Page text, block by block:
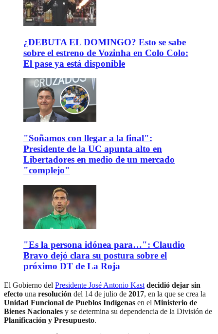
¿DEBUTA EL DOMINGO? Esto se sabe
sobre el estreno de Vozinha en Colo Colo:
El pase ya está disponible
"Soñamos con llegar a la final":
Presidente de la UC apunta alto en
Libertadores en medio de un mercado
"complejo"
"Es la persona idónea para…": Claudio
Bravo dejó clara su postura sobre el
próximo DT de La Roja
El Gobierno del Presidente José Antonio Kast decidió dejar sin
efecto una resolución del 14 de julio de 2017, en la que se crea la
Unidad Funcional de Pueblos Indígenas en el Ministerio de
Bienes Nacionales y se determina su dependencia de la División de
Planificación y Presupuesto.